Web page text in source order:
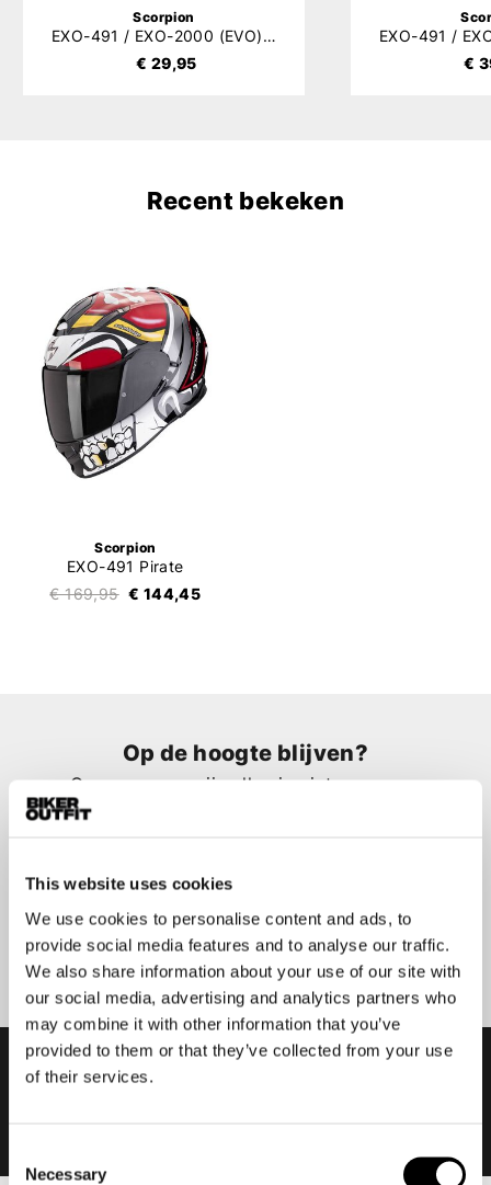
This website uses cookies
We use cookies to personalise content and ads, to
provide social media features and to analyse our traffic.
We also share information about your use of our site with
our social media, advertising and analytics partners who
may combine it with other information that you’ve
provided to them or that they’ve collected from your use
of their services.
Selection
Necessary
Scorpion
EXO-491 / EXO-2000 (EVO) / EXO-1200 / EXO-710 / EXO-510 / EXO-410 / EXO-390 Pinlock 70 (DKS107)
€ 29,95
€
Recent bekeken
Scorpion
EXO-491 Pirate
€ 169,95 € 144,45
Op de hoogte blijven?
Geen zorgen, wij zullen je niet spammen
Aanmelden